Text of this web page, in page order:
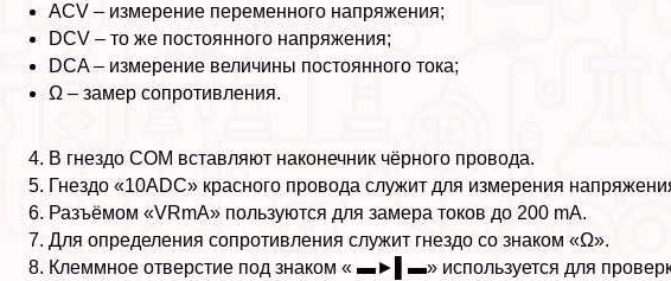
ACV – измерение переменного напряжения;
DCV – то же постоянного напряжения;
DCA – измерение величины постоянного тока;
Ω – замер сопротивления.
В гнездо COM вставляют наконечник чёрного провода.
Гнездо «10АDC» красного провода служит для измерения
Разъёмом «VRmA» пользуются для замера токов до 200 mA.
Для определения сопротивления служит гнездо со знаком «Ω».
Клеммное отверстие под знаком « ▬►▌▬» используется для